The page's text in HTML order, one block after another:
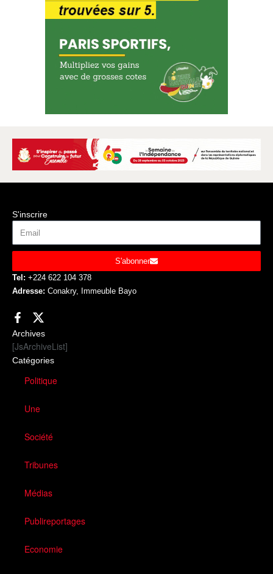
Catégories
Politique
Une
Société
Tribunes
Médias
Publireportages
Economie
Archives
[JsArchiveList]
S'inscrire
S'abonner
Tel: +224 622 104 378
Adresse: Conakry, Immeuble Bayo